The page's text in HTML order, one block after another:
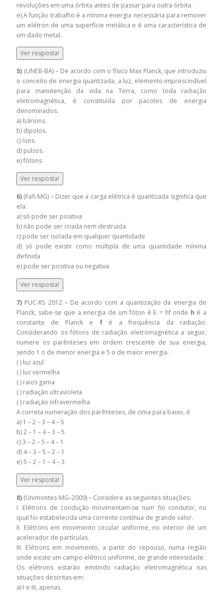
revoluções em uma órbita antes de passar para outra órbita.
e) A função trabalho é a mínima energia necessária para remover
um elétron de uma superfície metálica e é uma característica de
um dado metal.
Ver resposta!
5) (UNEB-BA) – De acordo com o físico Max Planck, que introduziu
o conceito de energia quantizada, a luz, elemento imprescindível
para manutenção da vida na Terra, como toda radiação
eletromagnética, é constituída por pacotes de energia
denominados:
a) bárions.
b) dipolos.
c) íons.
d) pulsos.
e) fótons.
Ver resposta!
6) (Fafi-MG) – Dizer que a carga elétrica é quantizada significa que
ela:
a) só pode ser positiva
b) não pode ser criada nem destruída
c) pode ser isolada em qualquer quantidade
d) só pode existir como múltipla de uma quantidade mínima
definida
e) pode ser positiva ou negativa
Ver resposta!
7) PUC-RS 2012 – De acordo com a quantização da energia de
Planck, sabe-se que a energia de um fóton é E = hf onde h é a
constante de Planck e fé a frequência da radiação.
Considerando os fótons de radiação eletromagnética a seguir,
numere os parênteses em ordem crescente de sua energia,
sendo 1 o de menor energia e 5 o de maior energia.
( ) luz azul
( ) luz vermelha
( ) raios gama
( ) radiação ultravioleta
( ) radiação infravermelha
A correta numeração dos parênteses, de cima para baixo, é
a) 1 – 2 – 3 – 4 – 5
b) 2 – 1 – 4 – 3 – 5
c) 3 – 2 – 5 – 4 – 1
d) 4 – 3 – 5 – 2 – 1
e) 5 – 2 – 1 – 4 – 3
Ver resposta!
8) (Unimontes-MG–2009) – Considere as seguintes situações:
I. Elétrons de condução movimentam-se num fio condutor, no
qual foi estabelecida uma corrente contínua de grande valor.
II. Elétrons em movimento circular uniforme, no interior de um
acelerador de partículas.
III. Elétrons em movimento, a partir do repouso, numa região
onde existe um campo elétrico uniforme, de grande intensidade.
Os elétrons estarão emitindo radiação eletromagnética nas
situações descritas em:
a) I e III, apenas.